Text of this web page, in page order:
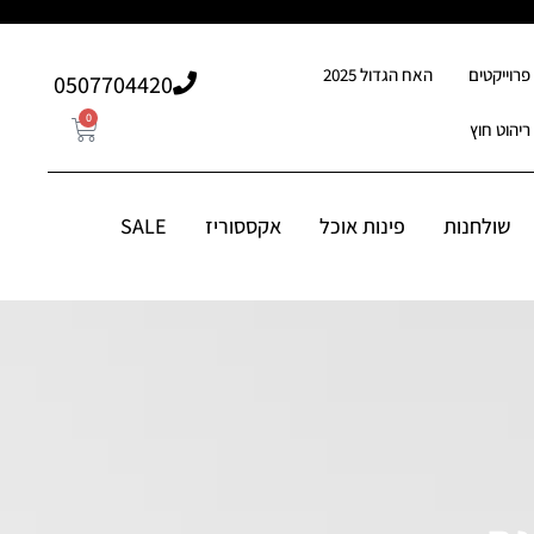
פרוייקטים האח הגדול 2025
ריהוט חוץ
507704420⁩0
0
שולחנות פינות אוכל אקססוריז SALE